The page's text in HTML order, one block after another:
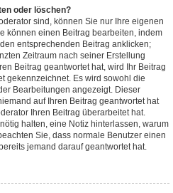
oder löschen?
sind, können Sie nur Ihre eigenen
können einen Beitrag bearbeiten, indem
entsprechenden Beitrag anklicken;
Zeitraum nach seiner Erstellung
Beitrag geantwortet hat, wird Ihr Beitrag
gekennzeichnet. Es wird sowohl die
Bearbeitungen angezeigt. Dieser
auf Ihren Beitrag geantwortet hat
Ihren Beitrag überarbeitet hat.
halten, eine Notiz hinterlassen, warum
Sie, dass normale Benutzer einen
jemand darauf geantwortet hat.